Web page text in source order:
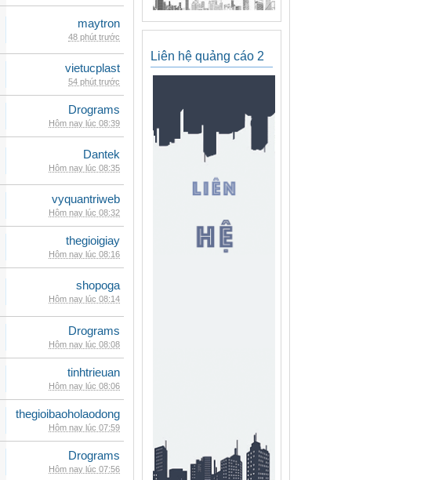
maytron
48 phút trước
vietucplast
54 phút trước
Drograms
Hôm nay lúc 08:39
Dantek
Hôm nay lúc 08:35
vyquantriweb
Hôm nay lúc 08:32
thegioigiay
Hôm nay lúc 08:16
shopoga
Hôm nay lúc 08:14
Drograms
Hôm nay lúc 08:08
tinhtrieuan
Hôm nay lúc 08:06
thegioibaoholaodong
Hôm nay lúc 07:59
Drograms
Hôm nay lúc 07:56
Liên hệ quảng cáo 2